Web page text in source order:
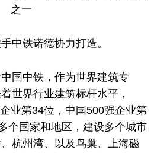
之一
中铁诺德协力打造。
中国 中铁，作为世界建筑专
世界行业建筑标杆水平 ，
业第34位， 中国500强企业第
个国家和地区，建设多个城市
杭州湾、以及鸟巢、上海磁